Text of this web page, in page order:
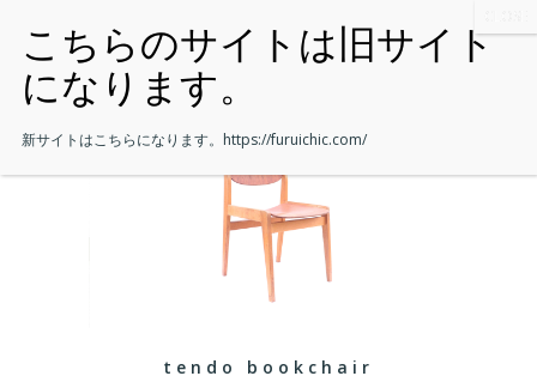
tendo bookchair
新サイトはこちらになります。 https://furuichic.com/